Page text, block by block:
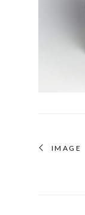
IMAGE